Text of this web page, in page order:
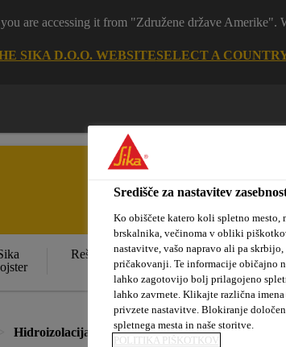
are accessing it from "Združene države Amerike".
SIKA D.O.O. WEBSITESELECT A
Rešitve za stanovanjske
objekte
Sika
Hidroizolacija Dodatki za hidroizolacijske
Središče za nastavitev
Ko obiščete katero koli spletno
brskalnika, večinoma v obliki
nastavitve, vašo napravo ali pa
pričakovanji. Te informacije običajno
lahko zagotovijo bolj prilagojeno
lahko zavrnete. Klikajte različna
privzete nastavitve. Blokiranje
spletnega mesta in naše storitve.
POLITIKA PIŠKOTKOV